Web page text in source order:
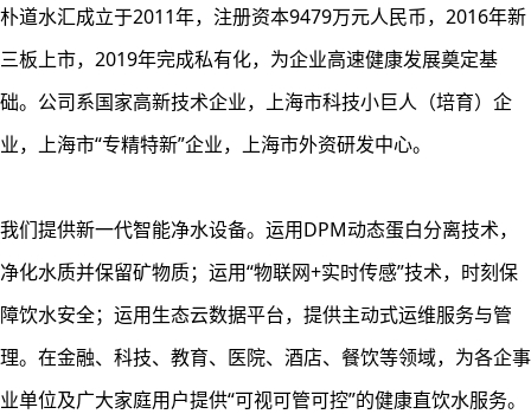
朴道水汇成立于2011年，注册资本9479万元人民币，2016年新
三板上市，2019年完成私有化，为企业高速健康发展奠定基
础。公司系国家高新技术企业，上海市科技小巨人（培育）企
业，上海市“专精特新”企业，上海市外资研发中心。
我们提供新一代智能净水设备。运用DPM动态蛋白分离技术，
净化水质并保留矿物质；运用“物联网+实时传感”技术，时刻保
障饮水安全；运用生态云数据平台，提供主动式运维服务与管
理。在金融、科技、教育、医院、酒店、餐饮等领域，为各企事
业单位及广大家庭用户提供“可视可管可控”的健康直饮水服务。